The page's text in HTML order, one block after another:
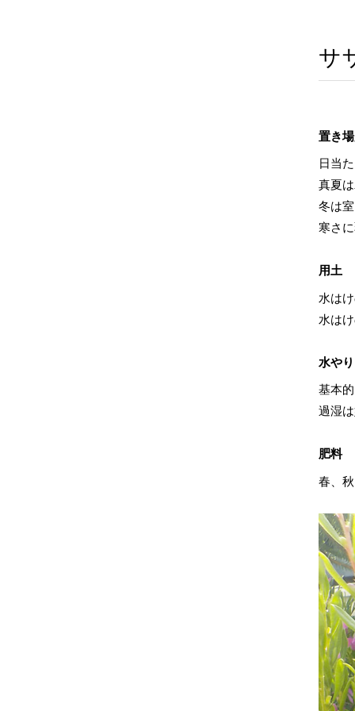
サ
置き
日当
真夏
冬は
寒さ
用土
水は
水は
水やり
基本
過湿
肥料
春、